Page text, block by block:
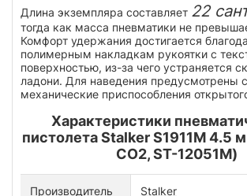
Длина экземпляра составляет 22
тогда как масса пневматики не
Комфорт удержания достигается
полимерным накладкам рукоятки с
поверхностью, из-за чего устраняется
ладони. Для наведения предусмотрены
механические приспособления
Характеристики
пистолета Stalker S1911M 4.5
CO2, ST-12051M)
Производитель Stalker